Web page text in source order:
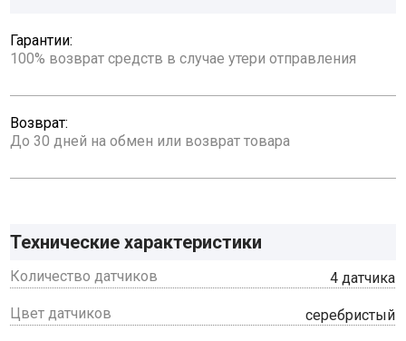
Гарантии:
100% возврат средств в случае утери отправления
Возврат:
До 30 дней на обмен или возврат товара
Технические характеристики
Количество датчиков 4 датчика
Цвет датчиков серебристый